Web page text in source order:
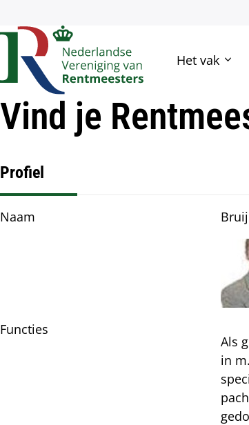
navigatie
Het vak
Vind je
Profiel
Naam
Functies
Als
in